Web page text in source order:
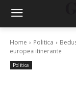
Home Politica
europea itinerante
Politica